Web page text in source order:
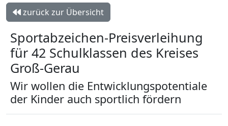
zurück zur Übersicht
Sportabzeichen-Preisverleihung
für 42 Schulklassen des Kreises
Groß-Gerau
Wir wollen die Entwicklungspotentiale
der Kinder auch sportlich fördern